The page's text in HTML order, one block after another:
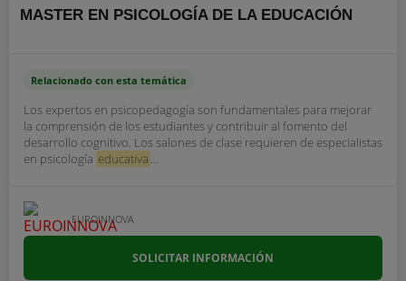
MASTER EN PSICOLOGÍA DE LA EDUCACIÓN
Relacionado con esta temática
Los expertos en psicopedagogía son fundamentales para mejorar
la comprensión de los estudiantes y contribuir al fomento del
desarrollo cognitivo. Los salones de clase requieren de especialistas
en psicología educativa ...
EUROINNOVA
SOLICITAR INFORMACIÓN